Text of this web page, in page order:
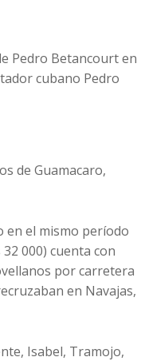
Pedro Betancourt en
cubano Pedro
de Guamacaro,
en el mismo período
000) cuenta con
por carretera
en Navajas,
Isabel, Tramojo,